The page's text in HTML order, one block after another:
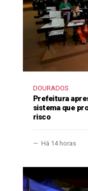
DOURADOS
Prefeitura
sistema que
risco
Há 14 horas